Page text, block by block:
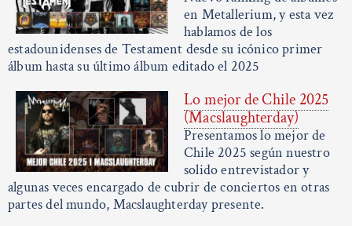
en Metallerium, y esta vez
hablamos de los
estadounidenses de Testament desde su icónico primer
álbum hasta su último álbum editado el 2025
Lo mejor de Chile 2025
(Macslaughterday)
Presentamos lo mejor de
Chile 2025 según nuestro
solido entrevistador y
algunas veces encargado de cubrir de conciertos en otras
partes del mundo, Macslaughterday presente.